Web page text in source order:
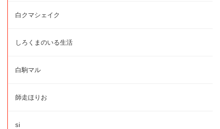
白クマシェイク
しろくまのいる生活
白駒マル
師走ほりお
si